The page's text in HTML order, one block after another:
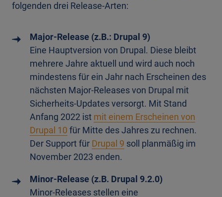
folgenden drei Release-Arten:
Major-Release (z.B.: Drupal 9)
Eine Hauptversion von Drupal. Diese bleibt
mehrere Jahre aktuell und wird auch noch
mindestens für ein Jahr nach Erscheinen des
nächsten Major-Releases von Drupal mit
Sicherheits-Updates versorgt. Mit Stand
Anfang 2022 ist mit einem Erscheinen von
Drupal 10 für Mitte des Jahres zu rechnen.
Der Support für Drupal 9 soll planmäßig im
November 2023 enden.
Minor-Release (z.B. Drupal 9.2.0)
Minor-Releases stellen eine